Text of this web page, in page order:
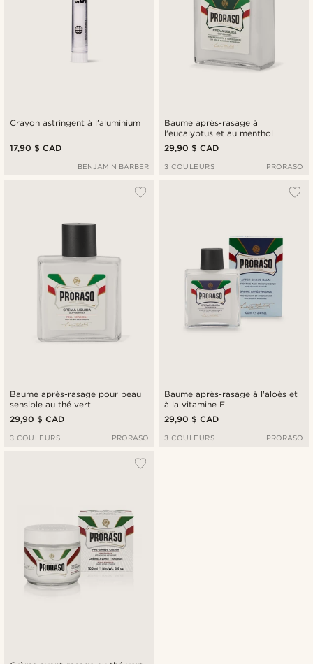
Crayon astringent à l'aluminium
17,90 $ CAD
BENJAMIN BARBER
Baume après-rasage à
l'eucalyptus et au menthol
29,90 $ CAD
3 COULEURS PRORASO
Baume après-rasage pour peau
sensible au thé vert
29,90 $ CAD
3 COULEURS PRORASO
Baume après-rasage à l'aloès et
à la vitamine E
29,90 $ CAD
3 COULEURS PRORASO